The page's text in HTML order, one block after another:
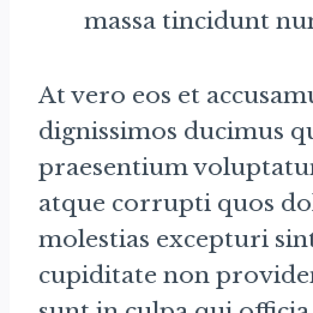
massa tincidunt
At vero eos et
dignissimos ducimus
praesentium
atque corrupti quos
molestias excepturi
cupiditate non